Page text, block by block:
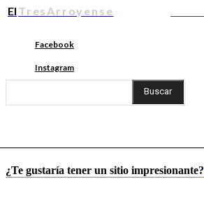
El TresArroyense
Facebook
Instagram
Buscar
¿Te gustaría tener un sitio impresionante?